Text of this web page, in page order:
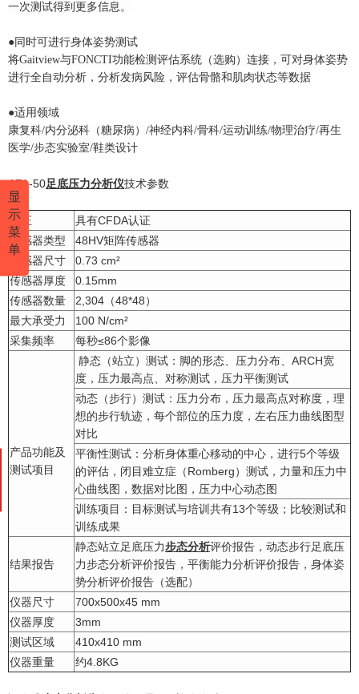
一次测试得到更多信息。
●同时可进行身体姿势测试
将Gaitview与FONCTI功能检测评估系统（选购）连接，可对身体姿势
进行全自动分析，分析发病风险，评估骨骼和肌肉状态等数据
●适用领域
康复科/内分泌科（糖尿病）/神经内科/骨科/运动训练/物理治疗/再生
医学/步态实验室/鞋类设计
AFA-50足底压力分析仪技术参数
认证
具有CFDA认证
传感器类型
48HV矩阵传感器
传感器尺寸
0.73 cm²
传感器厚度
0.15mm
传感器数量
2,304（48*48）
最大承受力
100 N/cm²
采集频率
每秒≤86个影像
产品功能及
测试项目
静态（站立）测试：脚的形态、压力分布、ARCH宽
度，压力最高点、对称测试，压力平衡测试
动态（步行）测试：压力分布，压力最高点对称度，理
想的步行轨迹，每个部位的压力度，左右压力曲线图型
对比
平衡性测试：分析身体重心移动的中心，进行5个等级
的评估，闭目难立症（Romberg）测试，力量和压力中
心曲线图，数据对比图，压力中心动态图
训练项目：目标测试与培训共有13个等级；比较测试和
训练成果
结果报告
静态站立足底压力步态分析评价报告，动态步行足底压
力步态分析评价报告，平衡能力分析评价报告，身体姿
势分析评价报告（选配）
仪器尺寸
700x500x45 mm
仪器厚度
3mm
测试区域
410x410 mm
仪器重量
约4.8KG
显
示
菜
单